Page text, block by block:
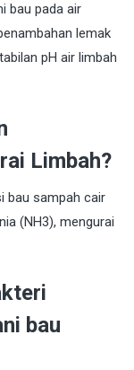
bau pada air
lemak
pH air limbah
Limbah?
bau sampah cair
(NH3), mengurai
bau